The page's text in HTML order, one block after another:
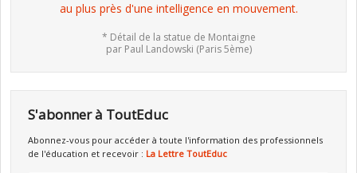
au plus près d'une intelligence en mouvement.
* Détail de la statue de Montaigne
par Paul Landowski (Paris 5ème)
S'abonner à ToutEduc
Abonnez-vous pour accéder à toute l'information des professionnels
de l'éducation et recevoir : La Lettre ToutEduc